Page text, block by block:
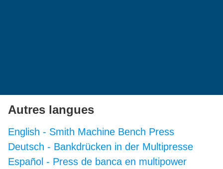
Autres langues
English - Smith Machine Bench Press
Deutsch - Bankdrücken in der Multipresse
Español - Press de banca en multipower